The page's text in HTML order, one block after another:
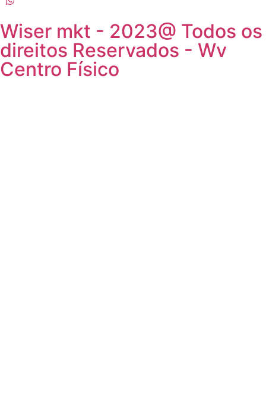
Wiser mkt - 2023@ Todos os
direitos Reservados - Wv
Centro Físico